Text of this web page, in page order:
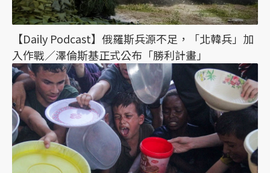
【Daily Podcast】俄羅斯兵源不足，「北韓兵」加
入作戰／澤倫斯基正式公布「勝利計畫」